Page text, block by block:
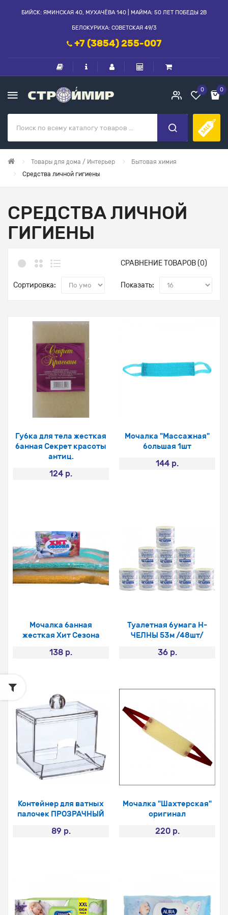
БИЙСК: ЯМИНСКАЯ 40, МУХАЧЁВА 140 | МАЙМА: 50 ЛЕТ ПОБЕДЫ 2В
БЕЛОКУРИХА: СОВЕТСКАЯ 49/3
+7 (3854) 255-007
0 0
Товары для дома / Интерьер
Бытовая химия
Средства личной гигиены
СРЕДСТВА ЛИЧНОЙ
ГИГИЕНЫ
СРАВНЕНИЕ ТОВАРОВ (0)
Сортировка: Показать:
Губка для тела жесткая
банная Секрет красоты
антиц.
124 р.
Мочалка "Массажная"
большая 1шт
144 р.
Мочалка банная
жесткая Хит Сезона
138 р.
Туалетная бумага Н-
ЧЕЛНЫ 53м /48шт/
36 р.
Контейнер для ватных
палочек ПРОЗРАЧНЫЙ
89 р.
Мочалка "Шахтерская"
оригинал
220 р.